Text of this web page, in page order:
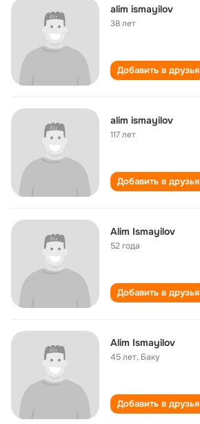
alim ismayilov
38 лет
Добавить в друзья
alim ismayilov
117 лет
Добавить в друзья
Alim Ismayilov
52 года
Добавить в друзья
Alim Ismayilov
45 лет, Баку
Добавить в друзья